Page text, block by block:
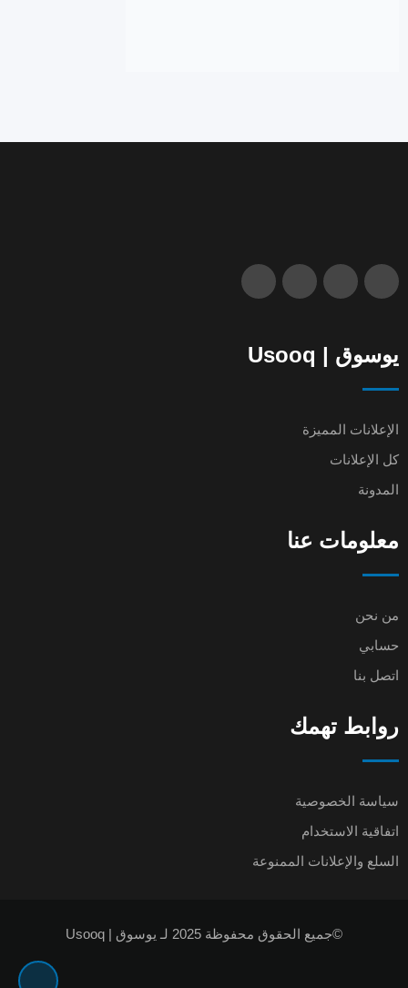
يوسوق | Usooq
الإعلانات المميزة
كل الإعلانات
المدونة
معلومات عنا
من نحن
حسابي
اتصل بنا
روابط تهمك
سياسة الخصوصية
اتفاقية الاستخدام
السلع والإعلانات الممنوعة
©جميع الحقوق محفوظة 2025 لـ يوسوق | Usooq